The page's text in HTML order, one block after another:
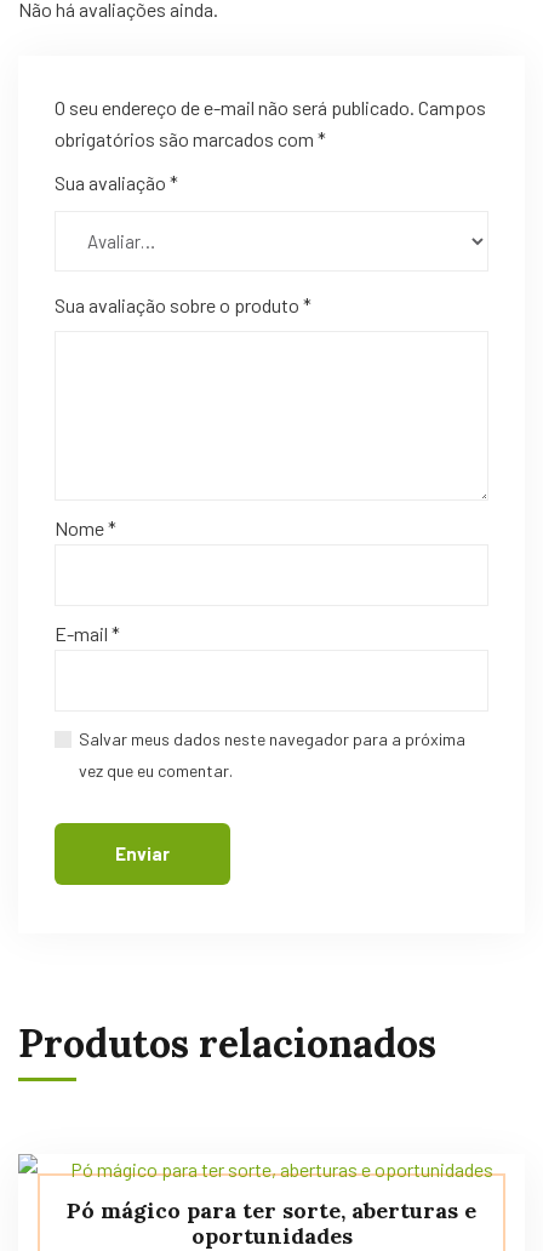
Não há avaliações ainda.
O seu endereço de e-mail não será publicado. Campos
obrigatórios são marcados com *
Sua avaliação *
Sua avaliação sobre o produto *
Nome*
E-mail *
Salvar meus dados neste navegador para a próxima
vez que eu comentar.
Produtos relacionados
Pó mágico para ter sorte, aberturas e
oportunidades